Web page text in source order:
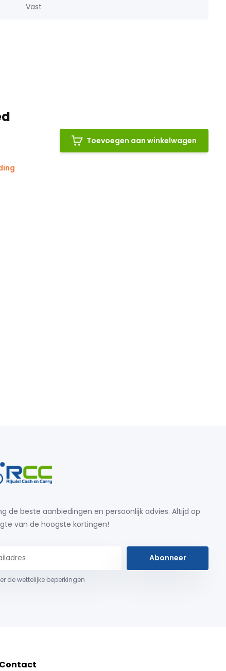
Vast
Toevoegen aan winkelwagen
de beste aanbiedingen en persoonlijk advies. Altijd op
van de hoogste kortingen!
Abonneer
de wettelijke beperkingen
Contact